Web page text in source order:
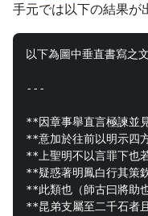
手元では以下の結果が
以下為圖中垂直書寫之
---
**因章事舉直言極諫並
**意加於往前以明示四
**上聖明不以言罪下也
**疑惑著明鳳白行其策
**此類也（師古曰將助
**昆弟支屬至二千石者